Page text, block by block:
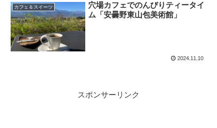
カフェ＆スイーツ
穴場カフェでのんびりティータイ
ム「安曇野東山包美術館」
2024.11.10
スポンサーリンク